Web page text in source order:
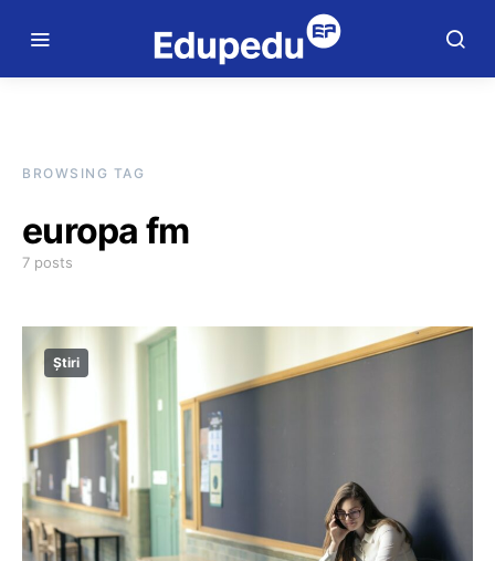
BROWSING TAG
europa fm
7 posts
Știri